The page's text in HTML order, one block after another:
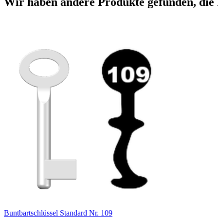
Buntbartschlüssel Standard Nr. 109